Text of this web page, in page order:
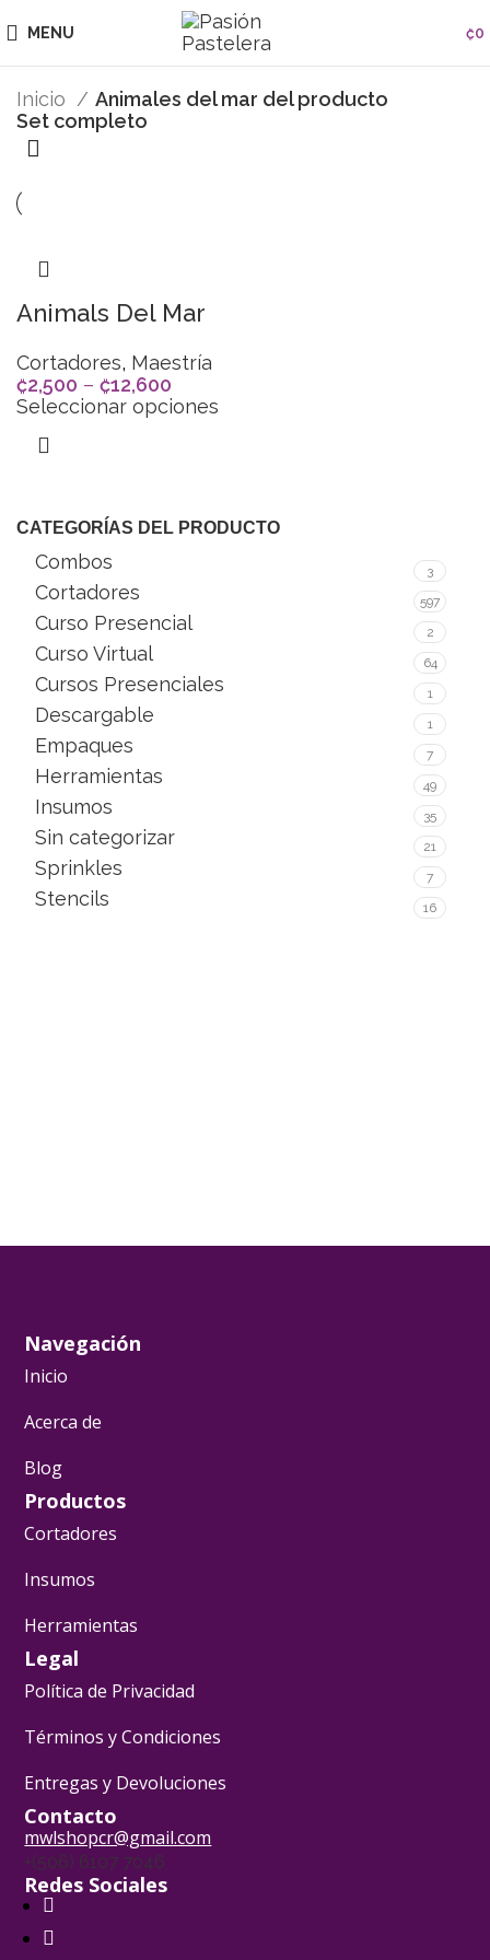
MENU ₡0
CATEGORÍAS DEL PRODUCTO
Combos 3
Cortadores 597
Curso Presencial 2
Curso Virtual 64
Cursos Presenciales 1
Descargable 1
Empaques 7
Herramientas 49
Insumos 35
Sin categorizar 21
Sprinkles 7
Stencils 16
Inicio
Animales del mar del producto
Set completo
Animals Del Mar
Cortadores, Maestría
₡2,500 – ₡12,600
Seleccionar opciones
Navegación
Inicio
Acerca de
Blog
Productos
Cortadores
Insumos
Herramientas
Legal
Política de Privacidad
Términos y Condiciones
Entregas y Devoluciones
Contacto
mwlshopcr@gmail.com
+(506) 6107 7046
Redes Sociales